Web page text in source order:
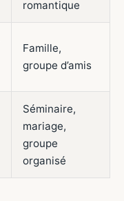
romantique
Famille,
groupe d’amis
Séminaire,
mariage,
groupe
organisé